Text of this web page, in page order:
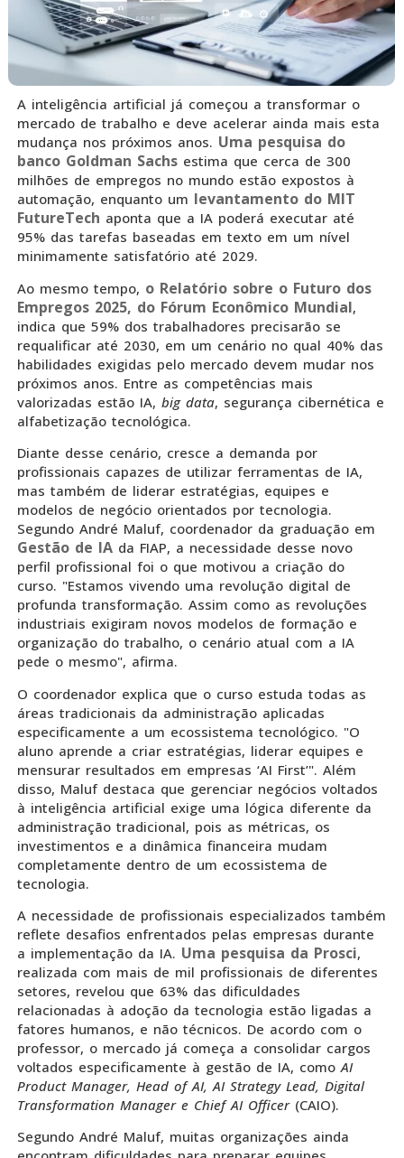
A inteligência artificial já começou a transformar o
mercado de trabalho e deve acelerar ainda mais esta
mudança nos próximos anos. Uma pesquisa do
banco Goldman Sachs estima que cerca de 300
milhões de empregos no mundo estão expostos à
automação, enquanto um levantamento do MIT
FutureTech aponta que a IA poderá executar até
95% das tarefas baseadas em texto em um nível
minimamente satisfatório até 2029.
Ao mesmo tempo, o Relatório sobre o Futuro dos
Empregos 2025, do Fórum Econômico Mundial,
indica que 59% dos trabalhadores precisarão se
requalificar até 2030, em um cenário no qual 40% das
habilidades exigidas pelo mercado devem mudar nos
próximos anos. Entre as competências mais
valorizadas estão IA, big data, segurança cibernética e
alfabetização tecnológica.
Diante desse cenário, cresce a demanda por
profissionais capazes de utilizar ferramentas de IA,
mas também de liderar estratégias, equipes e
modelos de negócio orientados por tecnologia.
Segundo André Maluf, coordenador da graduação em
Gestão de IA da FIAP, a necessidade desse novo
perfil profissional foi o que motivou a criação do
curso. "Estamos vivendo uma revolução digital de
profunda transformação. Assim como as revoluções
industriais exigiram novos modelos de formação e
organização do trabalho, o cenário atual com a IA
pede o mesmo", afirma.
O coordenador explica que o curso estuda todas as
áreas tradicionais da administração aplicadas
especificamente a um ecossistema tecnológico. "O
aluno aprende a criar estratégias, liderar equipes e
mensurar resultados em empresas ‘AI First’". Além
disso, Maluf destaca que gerenciar negócios voltados
à inteligência artificial exige uma lógica diferente da
administração tradicional, pois as métricas, os
investimentos e a dinâmica financeira mudam
completamente dentro de um ecossistema de
tecnologia.
A necessidade de profissionais especializados também
reflete desafios enfrentados pelas empresas durante
a implementação da IA. Uma pesquisa da Prosci,
realizada com mais de mil profissionais de diferentes
setores, revelou que 63% das dificuldades
relacionadas à adoção da tecnologia estão ligadas a
fatores humanos, e não técnicos. De acordo com o
professor, o mercado já começa a consolidar cargos
voltados especificamente à gestão de IA, comoAI
Product Manager, Head of AI, AI Strategy Lead, Digital
Transformation Manager e Chief AI Officer(CAIO).
Segundo André Maluf, muitas organizações ainda